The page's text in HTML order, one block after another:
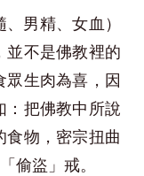
男精、女血）
並不是佛教裡的
生肉為喜，因
：把佛教中所說
食物，密宗扭曲
偷盜」戒。